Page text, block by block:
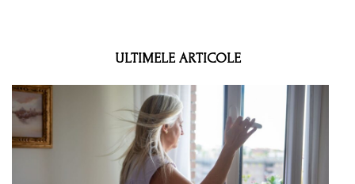
ULTIMELE ARTICOLE